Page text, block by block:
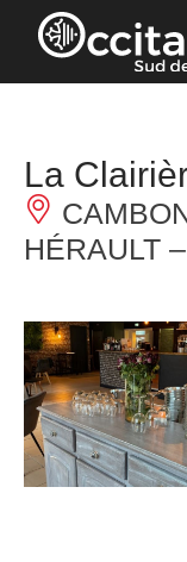
Pannello di gestione
La
HÉRAULT –